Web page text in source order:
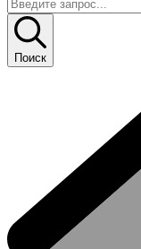
Поиск